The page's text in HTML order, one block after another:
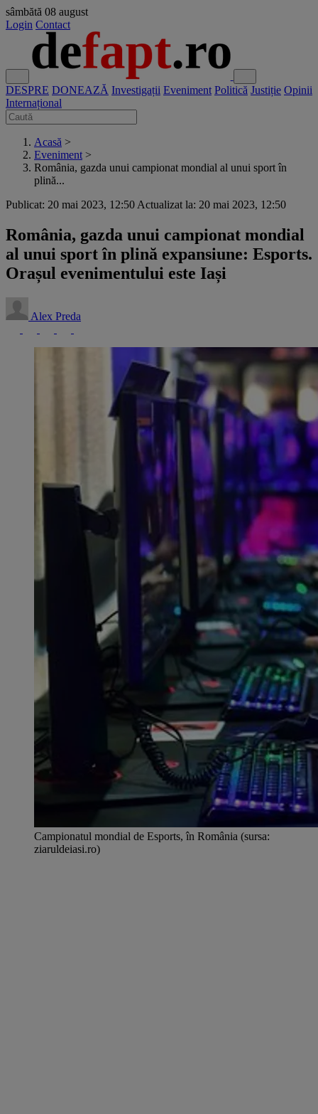
sâmbătă 08 august
Login Contact
DESPRE DONEAZĂ Investigații Eveniment Politică Justiție Opinii
Internațional
Acasă >
Eveniment >
România, gazda unui campionat mondial al unui sport în
plină...
Publicat: 20 mai 2023, 12:50 Actualizat la: 20 mai 2023, 12:50
România, gazda unui campionat mondial
al unui sport în plină expansiune: Esports.
Orașul evenimentului este Iași
Alex Preda
Campionatul mondial de Esports, în România (sursa:
ziaruldeiasi.ro)